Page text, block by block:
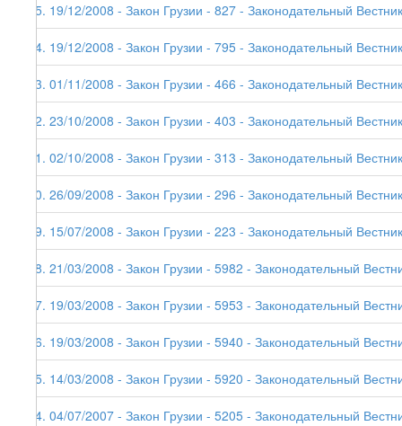
75. 19/12/2008 - Закон Грузии - 827 - Законодательный
74. 19/12/2008 - Закон Грузии - 795 - Законодательный
73. 01/11/2008 - Закон Грузии - 466 - Законодательный
72. 23/10/2008 - Закон Грузии - 403 - Законодательный
71. 02/10/2008 - Закон Грузии - 313 - Законодательный
70. 26/09/2008 - Закон Грузии - 296 - Законодательный
69. 15/07/2008 - Закон Грузии - 223 - Законодательный
68. 21/03/2008 - Закон Грузии - 5982 - Законодательный
67. 19/03/2008 - Закон Грузии - 5953 - Законодательный
66. 19/03/2008 - Закон Грузии - 5940 - Законодательный
65. 14/03/2008 - Закон Грузии - 5920 - Законодательный
64. 04/07/2007 - Закон Грузии - 5205 - Законодательный